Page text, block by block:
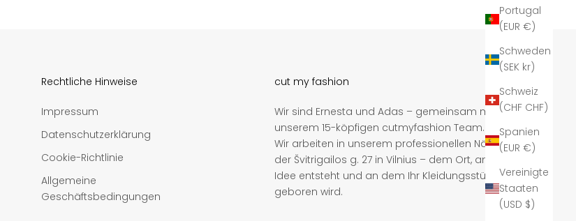
Portugal
(EUR €)
Schweden
(SEK kr)
Schweiz
(CHF CHF)
Spanien
(EUR €)
Vereinigte
Staaten
(USD $)
Rechtliche Hinweise
Impressum
Datenschutzerklärung
Cookie-Richtlinie
Allgemeine
Geschäftsbedingungen
cut my fashion
Wir sind Ernesta und Adas – gemeinsam mit
unserem 15-köpfigen cutmyfashion Team.
Wir arbeiten in unserem professionellen Nähstudio in
der Švitrigailos g. 27 in Vilnius – dem Ort, an dem jede
Idee entsteht und an dem Ihr Kleidungsstück
geboren wird.